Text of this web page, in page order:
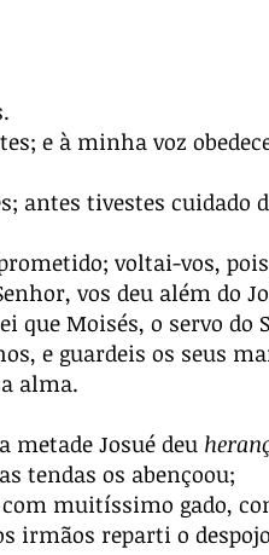
e à minha voz
antes tivestes cuidado
voltai-vos,
vos deu além do
que Moisés, o servo do
e guardeis os seus
alma.
metade Josué deu
tendas os abençoou;
muitíssimo gado,
irmãos reparti o